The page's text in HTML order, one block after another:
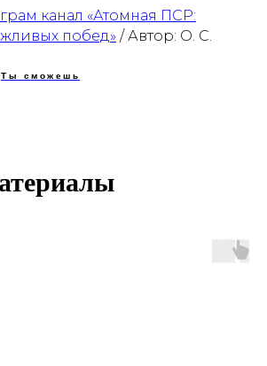
канал «Атомная ПСР:
побед» / Автор: О. С.
Ты сможешь